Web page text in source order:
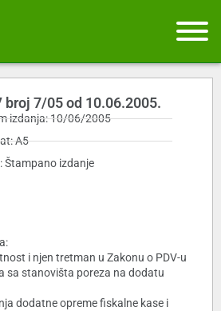
broj 7/05 od 10.06.2005.
izdanja: 10/06/2005
A5
Štampano izdanje
i njen tretman u Zakonu o PDV-u
sa stanovišta poreza na dodatu
dodatne opreme fiskalne kase i